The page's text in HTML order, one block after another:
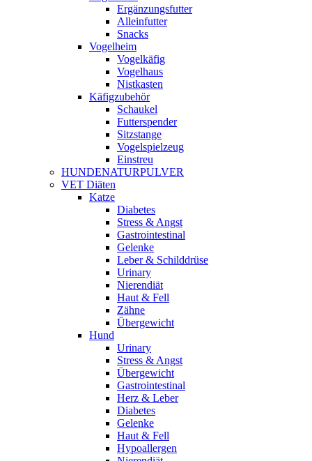
Ergänzungsfutter
Alleinfutter
Snacks
Vogelheim
Vogelkäfig
Vogelhaus
Nistkasten
Käfigzubehör
Schaukel
Futterspender
Sitzstange
Vogelspielzeug
Einstreu
HUNDENATURPULVER
VET Diäten
Katze
Diabetes
Stress & Angst
Gastrointestinal
Gelenke
Leber & Schilddrüse
Urinary
Nierendiät
Haut & Fell
Zähne
Übergewicht
Hund
Urinary
Stress & Angst
Übergewicht
Gastrointestinal
Herz & Leber
Diabetes
Gelenke
Haut & Fell
Hypoallergen